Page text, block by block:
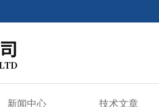
新闻中心 技术文章